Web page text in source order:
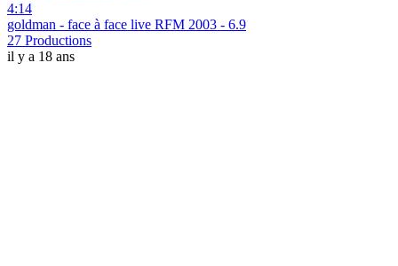
4:14
goldman - face à face live RFM 2003 - 6.9
27 Productions
il y a 18 ans